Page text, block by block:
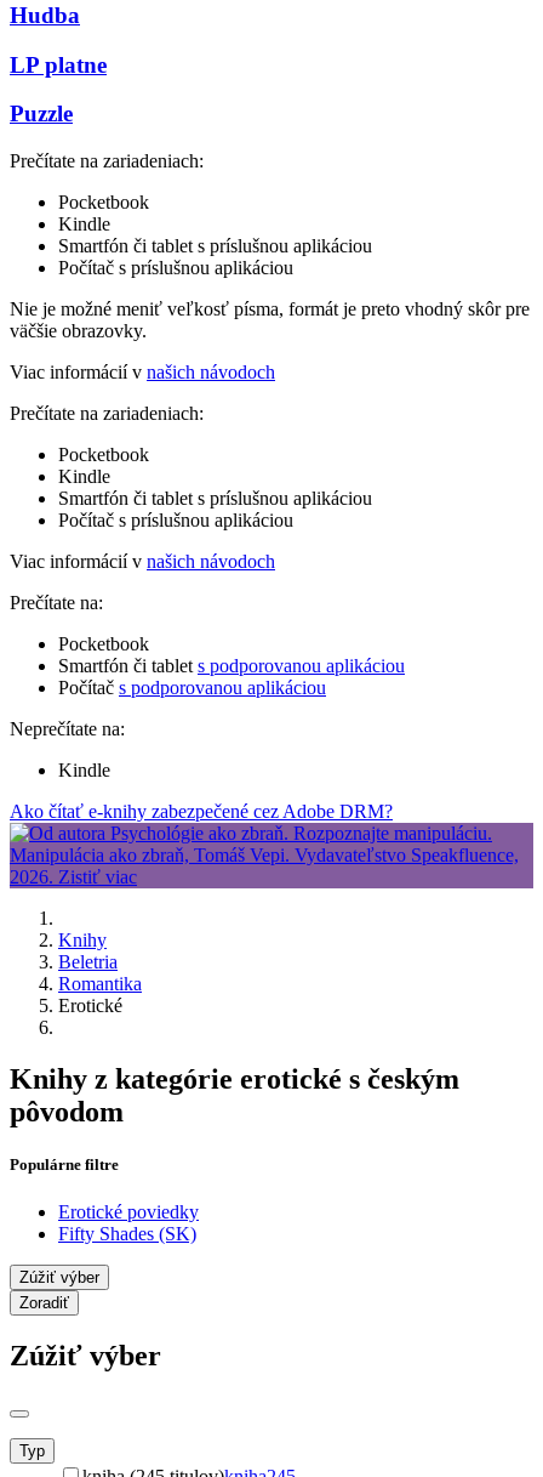
Hudba
LP platne
Puzzle
Prečítate na zariadeniach:
Pocketbook
Kindle
Smartfón či tablet s príslušnou aplikáciou
Počítač s príslušnou aplikáciou
Nie je možné meniť veľkosť písma, formát je preto vhodný skôr pre
väčšie obrazovky.
Viac informácií v našich návodoch
Prečítate na zariadeniach:
Pocketbook
Kindle
Smartfón či tablet s príslušnou aplikáciou
Počítač s príslušnou aplikáciou
Viac informácií v našich návodoch
Prečítate na:
Pocketbook
Smartfón či tablet s podporovanou aplikáciou
Počítač s podporovanou aplikáciou
Neprečítate na:
Kindle
Ako čítať e-knihy zabezpečené cez Adobe DRM?
Knihy
Beletria
Romantika
Erotické
Knihy z kategórie erotické s českým
pôvodom
Populárne filtre
Erotické poviedky
Fifty Shades (SK)
Zúžiť výber
Zoradiť
Zúžiť výber
Typ